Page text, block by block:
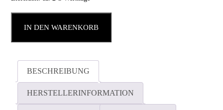
IN DEN WARENKORB
BESCHREIBUNG
HERSTELLERINFORMATION